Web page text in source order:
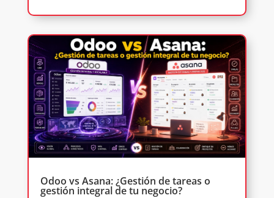
Odoo vs Asana: ¿Gestión de tareas o
gestión integral de tu negocio?